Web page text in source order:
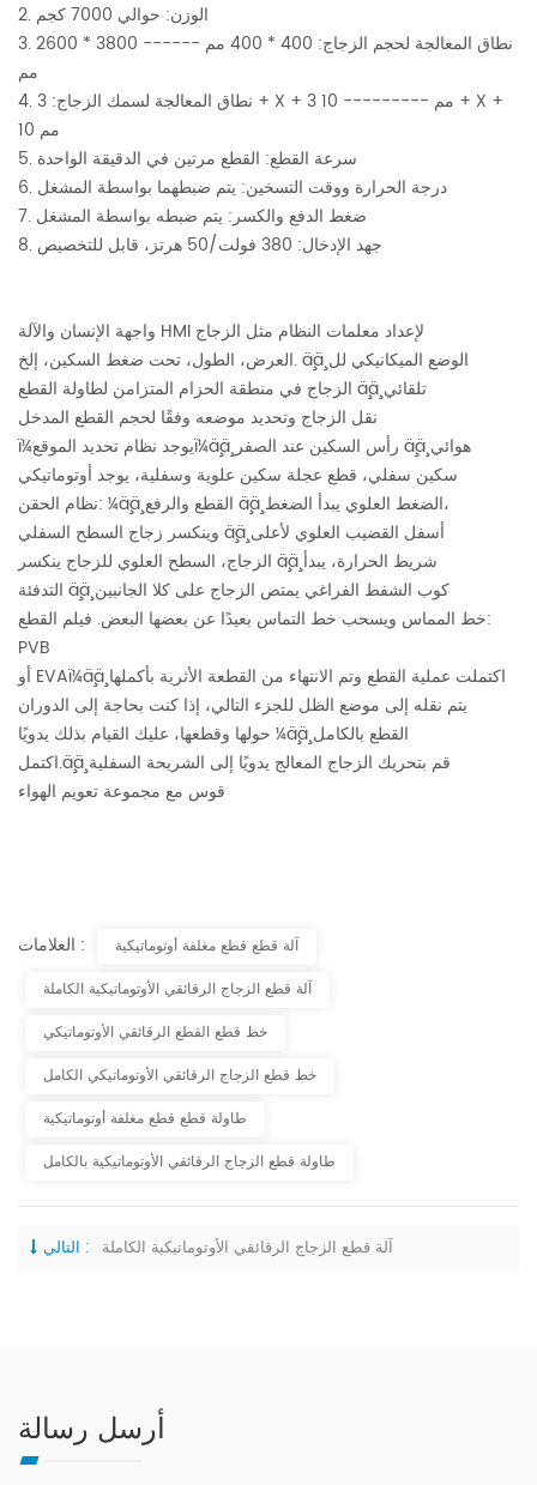
2. الوزن: حوالي 7000 كجم
3. نطاق المعالجة لحجم الزجاج: 400 * 400 مم ------ 3800 * 2600
مم
4. نطاق المعالجة لسمك الزجاج: 3 + X + 3 مم --------- 10 + X +
10 مم
5. سرعة القطع: القطع مرتين في الدقيقة الواحدة
6. درجة الحرارة ووقت التسخين: يتم ضبطهما بواسطة المشغل
7. ضغط الدفع والكسر: يتم ضبطه بواسطة المشغل
8. جهد الإدخال: 380 فولت/50 هرتز، قابل للتخصيص
واجهة الإنسان والآلة HMI لإعداد معلمات النظام مثل الزجاج
العرض، الطول، تحت ضغط السكين، إلخ. ä¸ä¸ الوضع الميكانيكي لل
الزجاج في منطقة الحزام المتزامن لطاولة القطع ä¸ä¸ تلقائي
نقل الزجاج وتحديد موضعه وفقًا لحجم القطع المدخل
ï¼يوجد نظام تحديد الموقعï¼ä¸ä¸ رأس السكين عند الصفر ä¸ä¸ هوائي
سكين سفلي، قطع عجلة سكين علوية وسفلية، يوجد أوتوماتيكي
نظام الحقن: ¼ä¸ä¸ القطع والرفع ä¸ä¸ الضغط العلوي يبدأ الضغط،
وينكسر زجاج السطح السفلي ä¸ä¸ أسفل القضيب العلوي لأعلى
الزجاج، السطح العلوي للزجاج ينكسر ä¸ä¸ شريط الحرارة، يبدأ
التدفئة ä¸ä¸ كوب الشفط الفراغي يمتص الزجاج على كلا الجانبين
خط المماس ويسحب خط التماس بعيدًا عن بعضها البعض. فيلم القطع:
PVB
أو EVAï¼ä¸ä¸ اكتملت عملية القطع وتم الانتهاء من القطعة الأثرية بأكملها
يتم نقله إلى موضع الظل للجزء التالي، إذا كنت بحاجة إلى الدوران
حولها وقطعها، عليك القيام بذلك يدويًا ¼ä¸ä¸ القطع بالكامل
اكتمل.ä¸ä¸ قم بتحريك الزجاج المعالج يدويًا إلى الشريحة السفلية
قوس مع مجموعة تعويم الهواء
العلامات :
آلة قطع قطع مغلفة أوتوماتيكية
آلة قطع الزجاج الرقائقي الأوتوماتيكية الكاملة
خط قطع القطع الرقائقي الأوتوماتيكي
خط قطع الزجاج الرقائقي الأوتوماتيكي الكامل
طاولة قطع قطع مغلفة أوتوماتيكية
طاولة قطع الزجاج الرقائقي الأوتوماتيكية بالكامل
التالي : آلة قطع الزجاج الرقائقي الأوتوماتيكية الكاملة
أرسل رسالة